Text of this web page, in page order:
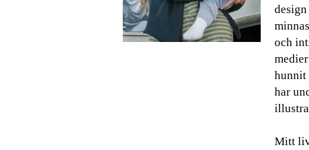
design
och
hunnit
har
Mitt